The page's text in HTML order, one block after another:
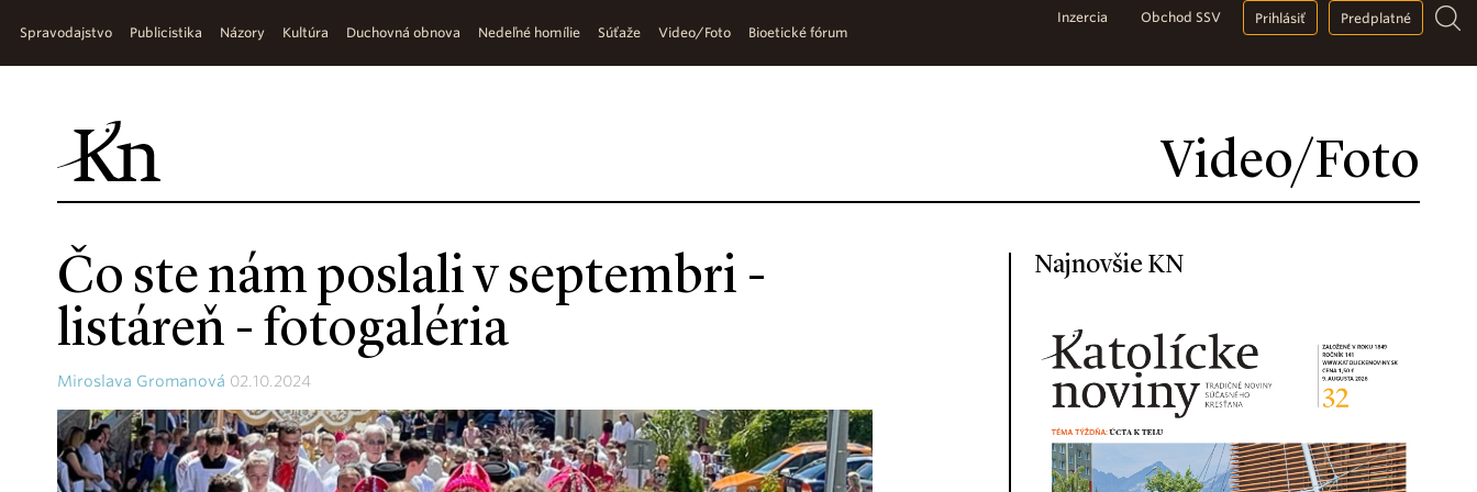
Video/Foto
Spravodajstvo Publicistika Názory Kultúra Duchovná obnova Nedeľné homílie Súťaže Video/Foto Bioetické fórum
Inzercia Obchod SSV Prihlásiť Predplatné
Čo ste nám poslali v septembri -
listáreň - fotogaléria
Miroslava Gromanová 02.10.2024
Najnovšie KN